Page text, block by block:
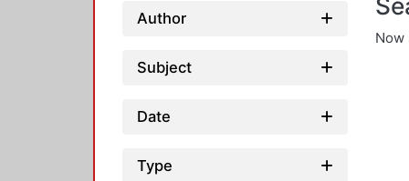
Author
Subject
Date
Type
Now